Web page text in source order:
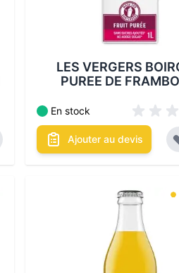
LES VERGERS
PUREE DE
En stock
Ajouter au devis